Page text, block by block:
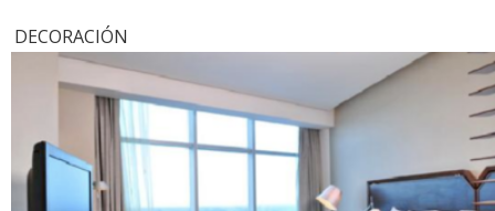
DECORACIÓN